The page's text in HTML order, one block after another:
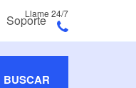
SoporteLlame 24/7
BUSCAR